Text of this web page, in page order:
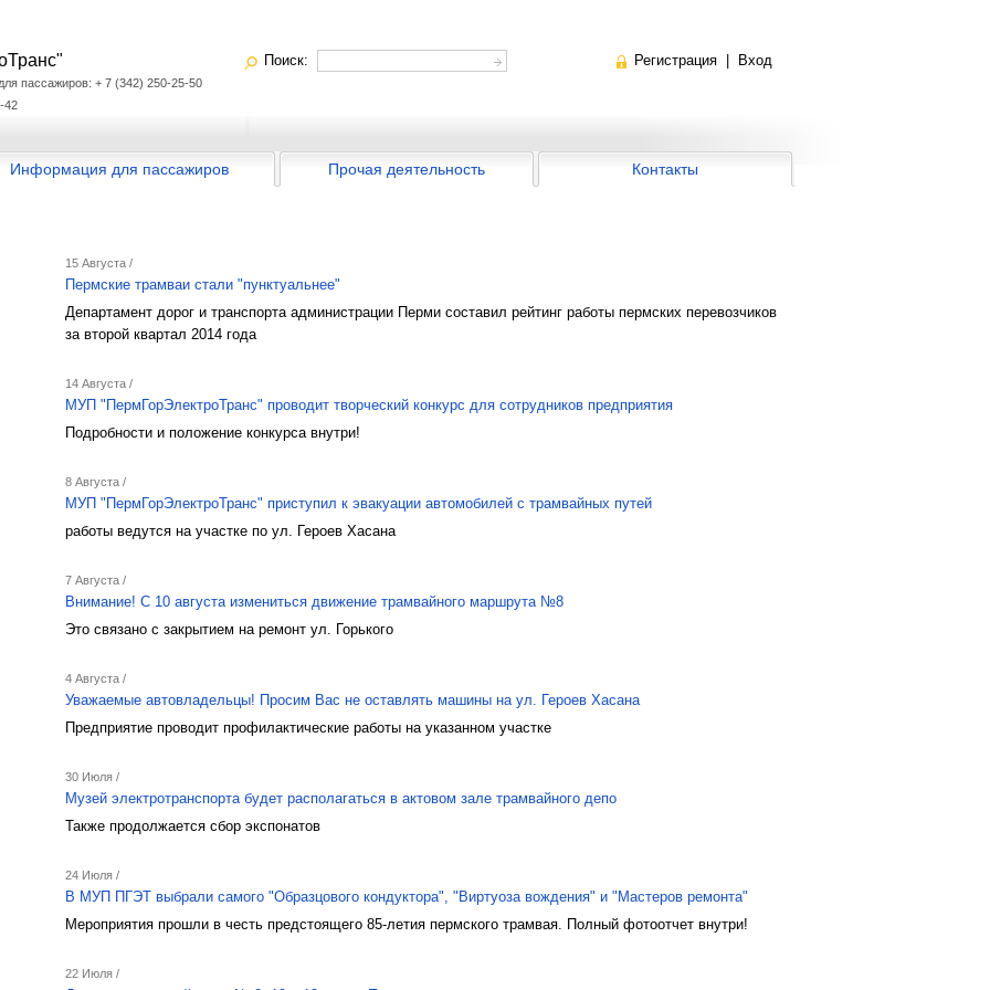
пассажиров: + 7 (342) 250-25-50
42
Поиск: Регистрация Вход
Информация для пассажиров Прочая деятельность Контакты
15 Августа /
Пермские трамваи стали "пунктуальнее"
Департамент дорог и транспорта администрации Перми составил рейтинг работы пермских перевозчиков
за второй квартал 2014 года
14 Августа /
МУП "ПермГорЭлектроТранс" проводит творческий конкурс для сотрудников предприятия
Подробности и положение конкурса внутри!
8 Августа /
МУП "ПермГорЭлектроТранс" приступил к эвакуации автомобилей с трамвайных путей
работы ведутся на участке по ул. Героев Хасана
7 Августа /
Внимание! С 10 августа измениться движение трамвайного маршрута №8
Это связано с закрытием на ремонт ул. Горького
4 Августа /
Уважаемые автовладельцы! Просим Вас не оставлять машины на ул. Героев Хасана
Предприятие проводит профилактические работы на указанном участке
30 Июля /
Музей электротранспорта будет располагаться в актовом зале трамвайного депо
Также продолжается сбор экспонатов
24 Июля /
В МУП ПГЭТ выбрали самого "Образцового кондуктора", "Виртуоза вождения" и "Мастеров ремонта"
Мероприятия прошли в честь предстоящего 85-летия пермского трамвая. Полный фотоотчет внутри!
22 Июля /